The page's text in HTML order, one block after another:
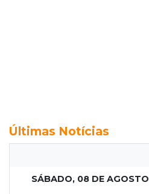
Últimas Notícias
SÁBADO, 08 DE AGOSTO